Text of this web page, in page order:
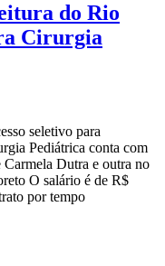
do Rio
Cirurgia
seletivo para
Pediátrica conta com
Dutra e outra no
O salário é de R$
por tempo